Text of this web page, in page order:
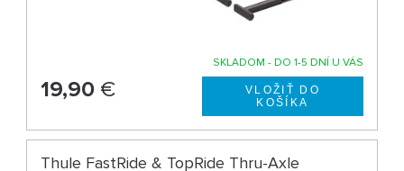
SKLADOM - DO 1-5 DNÍ U VÁS
19,90 €
Thule FastRide & TopRide Thru-Axle